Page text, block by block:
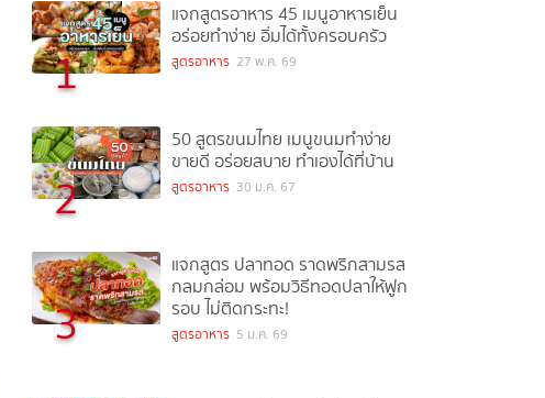
1
แจกสูตรอาหาร 45 เมนูอาหารเย็น
อร่อยทำง่าย อิ่มได้ทั้งครอบครัว
สูตรอาหาร 27 พ.ค. 69
2
50 สูตรขนมไทย เมนูขนมทำง่าย
ขายดี อร่อยสบาย ทำเองได้ที่บ้าน
สูตรอาหาร 30 ม.ค. 67
3
แจกสูตร ปลาทอด ราดพริกสามรส
กลมกล่อม พร้อมวิธีทอดปลาให้ฟูก
รอบ ไม่ติดกระทะ!
สูตรอาหาร 5 ม.ค. 69